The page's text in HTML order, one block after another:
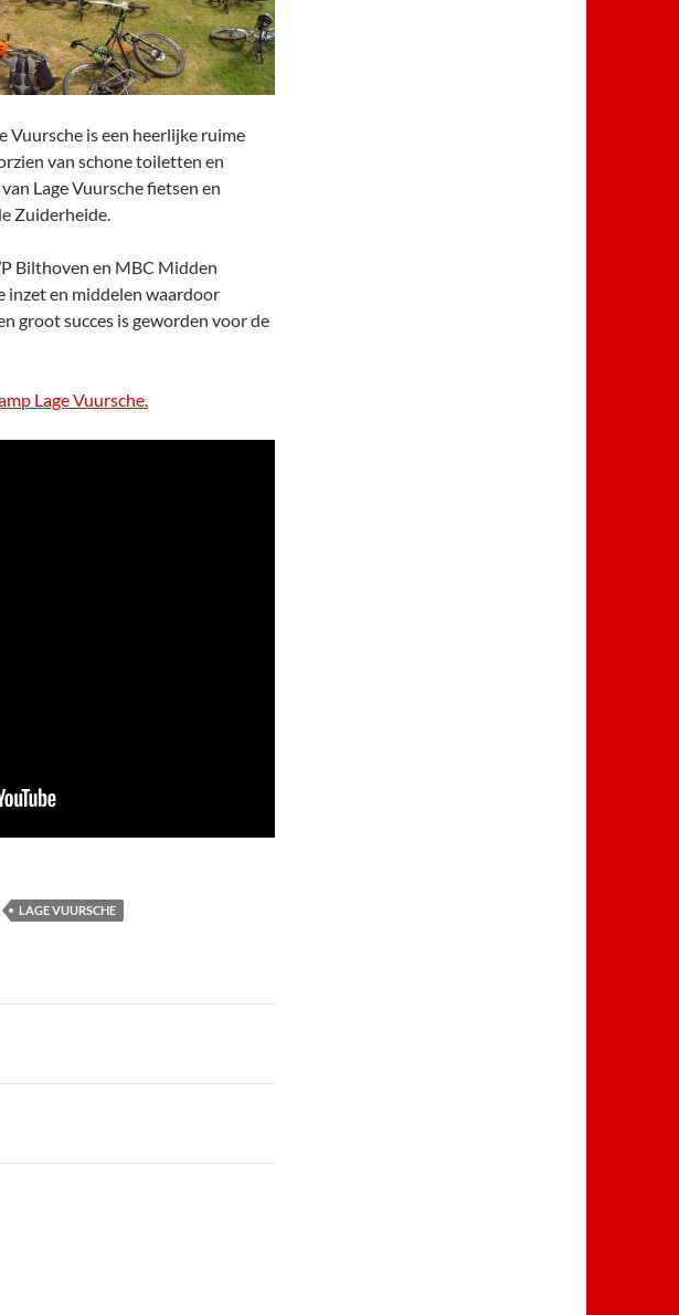
Vuursche is een heerlijke ruime
van schone toiletten en
Lage Vuursche fietsen en
Zuiderheide.
Bilthoven en MBC Midden
inzet en middelen waardoor
groot succes is geworden voor de
Lage Vuursche.
LAGE VUURSCHE